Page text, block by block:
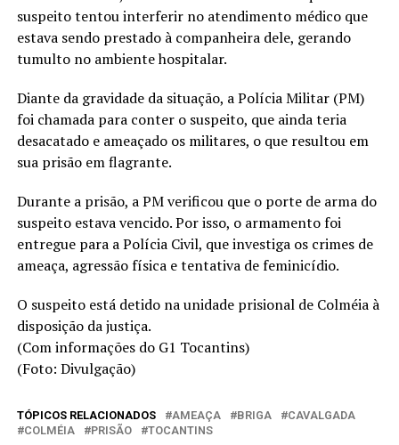
suspeito tentou interferir no atendimento médico que
estava sendo prestado à companheira dele, gerando
tumulto no ambiente hospitalar.
Diante da gravidade da situação, a Polícia Militar (PM)
foi chamada para conter o suspeito, que ainda teria
desacatado e ameaçado os militares, o que resultou em
sua prisão em flagrante.
Durante a prisão, a PM verificou que o porte de arma do
suspeito estava vencido. Por isso, o armamento foi
entregue para a Polícia Civil, que investiga os crimes de
ameaça, agressão física e tentativa de feminicídio.
O suspeito está detido na unidade prisional de Colméia à
disposição da justiça.
(Com informações do G1 Tocantins)
(Foto: Divulgação)
TÓPICOS RELACIONADOS AMEAÇA BRIGA
CAVALGADA
COLMÉIA
PRISÃO TOCANTINS